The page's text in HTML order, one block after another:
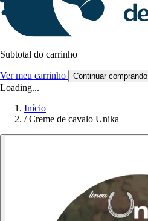
Subtotal do carrinho
Ver meu carrinho Continuar comprando
Loading...
Início
/ Creme de cavalo Unika